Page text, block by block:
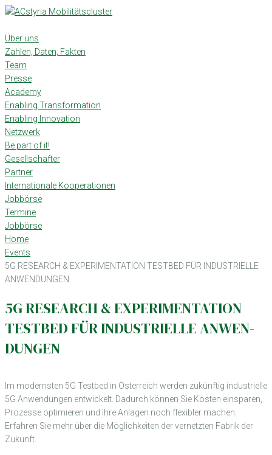
Skip
content
Über uns
Zahlen, Daten, Fakten
Team
Presse
Academy
Enabling Transformation
Enabling Innovation
Netzwerk
Be part of it!
Gesellschafter
Partner
Internationale Kooperationen
Jobbörse
Termine
Jobbörse
Home
Events
5G RE­SEARCH & EXPE­RI­MEN­TA­TION TESTBED FÜR INDUS­TRI­ELLE
ANWEN­DUNGEN
5G RE­SEARCH & EXPE­RI­MEN­TA­TION
TESTBED FÜR INDUS­TRI­ELLE ANWEN­
DUNGEN
Im modernsten 5G Testbed in Öster­reich werden zukünftig indus­tri­elle
5G Anwen­dungen entwi­ckelt. Dadurch können Sie Kosten einsparen,
Prozesse opti­mieren und Ihre Anlagen noch flexi­bler machen.
Erfahren Sie mehr über die Möglich­keiten der vernetzten Fabrik der
Zukunft.